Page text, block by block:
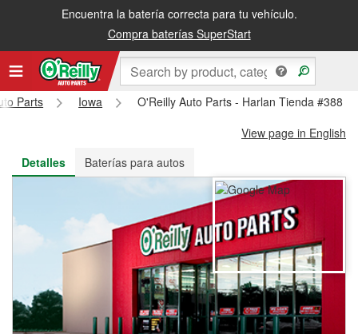
Encuentra la batería correcta para tu vehículo.
Compra baterías SuperStart
Recibe tu orden gratis al día siguiente o recógela en la tienda
Parts Iowa
O'Reilly Auto Parts - Harlan Tienda #388
View page in English
Detalles
Baterías para autos